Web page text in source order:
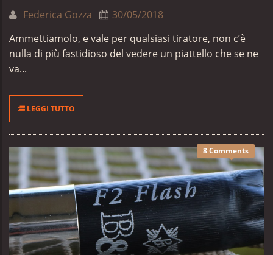
Federica Gozza
30/05/2018
Ammettiamolo, e vale per qualsiasi tiratore, non c’è
nulla di più fastidioso del vedere un piattello che se ne
va...
LEGGI TUTTO
8 Comments